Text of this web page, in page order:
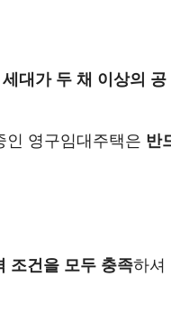
세대가 두 채 이상의 공
인 영구임대주택은 반
조건을 모두 충족하셔